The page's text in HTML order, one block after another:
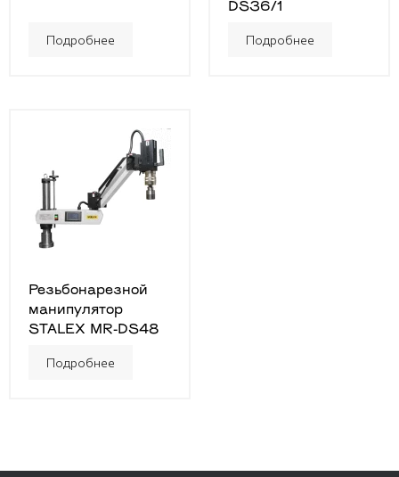
Подробнее
DS36/1
Подробнее
Резьбонарезной
манипулятор
STALEX MR-DS48
Подробнее